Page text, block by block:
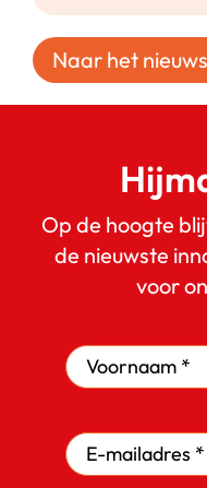
Naar het
Op de hoogte
de nieuwste
voor